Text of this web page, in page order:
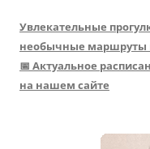
Увлекательные
необычные маршруты
📅 Актуальное
на нашем сайте